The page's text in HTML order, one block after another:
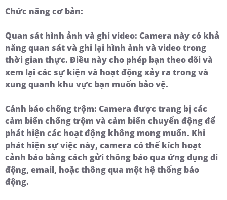
Chức năng cơ bản:
Quan sát hình ảnh và ghi video: Camera này có khả
năng quan sát và ghi lại hình ảnh và video trong
thời gian thực. Điều này cho phép bạn theo dõi và
xem lại các sự kiện và hoạt động xảy ra trong và
xung quanh khu vực bạn muốn bảo vệ.
Cảnh báo chống trộm: Camera được trang bị các
cảm biến chống trộm và cảm biến chuyển động để
phát hiện các hoạt động không mong muốn. Khi
phát hiện sự việc này, camera có thể kích hoạt
cảnh báo bằng cách gửi thông báo qua ứng dụng di
động, email, hoặc thông qua một hệ thống báo
động.